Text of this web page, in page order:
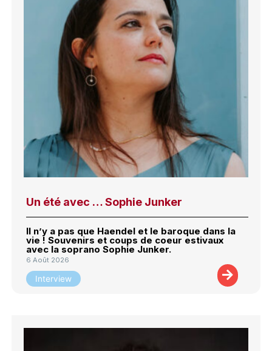
Un été avec … Sophie Junker
Il n’y a pas que Haendel et le baroque dans la
vie ! Souvenirs et coups de coeur estivaux
avec la soprano Sophie Junker.
6 Août 2026
Interview